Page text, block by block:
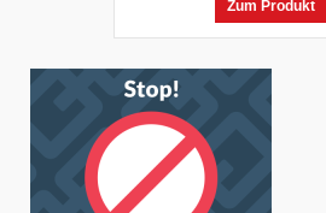
Zum Produkt